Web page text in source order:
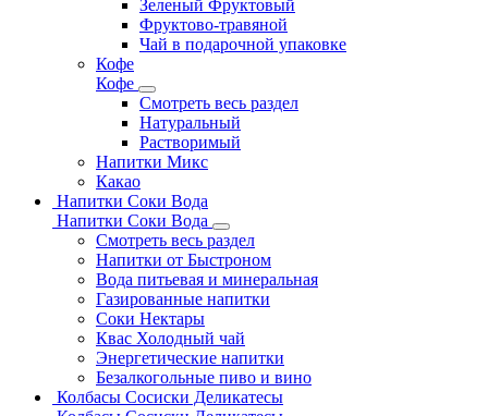
Зеленый Фруктовый
Фруктово-травяной
Чай в подарочной упаковке
Кофе
Кофе
Смотреть весь раздел
Натуральный
Растворимый
Напитки Микс
Какао
Напитки Соки Вода
Напитки Соки Вода
Смотреть весь раздел
Напитки от Быстроном
Вода питьевая и минеральная
Газированные напитки
Соки Нектары
Квас Холодный чай
Энергетические напитки
Безалкогольные пиво и вино
Колбасы Сосиски Деликатесы